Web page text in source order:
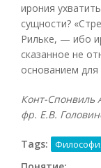
ирония
сущности?
Рильке, — ибо
сказанное не
основанием для
Конт-Спонвиль
фр. Е.В.
Tags: